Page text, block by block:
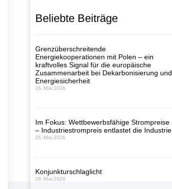
Beliebte Beiträge
Grenzüberschreitende
Energiekooperationen mit Polen – ein
kraftvolles Signal für die europäische
Zusammenarbeit bei Dekarbonisierung und
Energiesicherheit
26. Mai 2026
Im Fokus: Wettbewerbsfähige Strompreise
– Industriestrompreis entlastet die Industrie
26. Mai 2026
Konjunkturschlaglicht
26. Mai 2026